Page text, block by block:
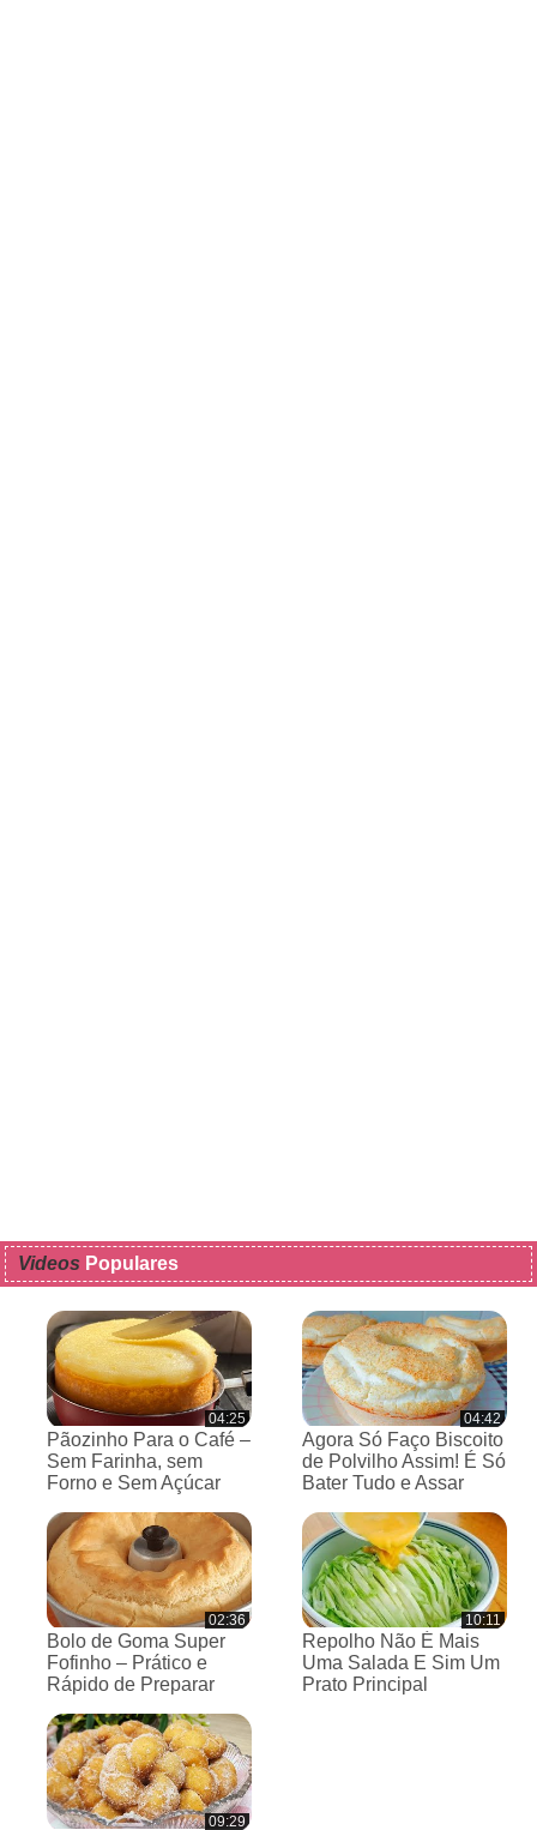
Videos Populares
04:25
Pãozinho Para o Café –
Sem Farinha, sem
Forno e Sem Açúcar
04:42
Agora Só Faço Biscoito
de Polvilho Assim! É Só
Bater Tudo e Assar
02:36
Bolo de Goma Super
Fofinho – Prático e
Rápido de Preparar
10:11
Repolho Não É Mais
Uma Salada E Sim Um
Prato Principal
09:29